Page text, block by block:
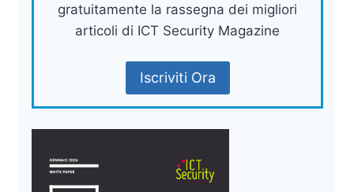
gratuitamente la rassegna dei migliori
articoli di ICT Security Magazine
Iscriviti Ora